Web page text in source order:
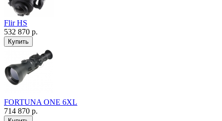
Flir HS
532 870 р.
FORTUNA ONE 6XL
714 870 р.